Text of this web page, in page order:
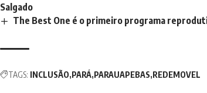
Salgado
The Best One é o primeiro programa
TAGS: INCLUSÃO PARÁ PARAUAPEBAS REDEMOVEL